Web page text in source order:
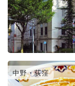
中野・荻窪